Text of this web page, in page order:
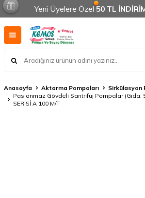
Yeni Üyelere Özel 50 TL
Anasayfa Aktarma Pompaları
Sirkülasyon
Paslanmaz Gövdeli Santrifüj Pompalar (Gıda,
SERİSİ A 100 M/T